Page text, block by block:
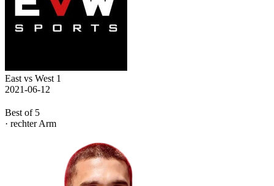
East vs West 1
2021-06-12
Best of 5
· rechter Arm